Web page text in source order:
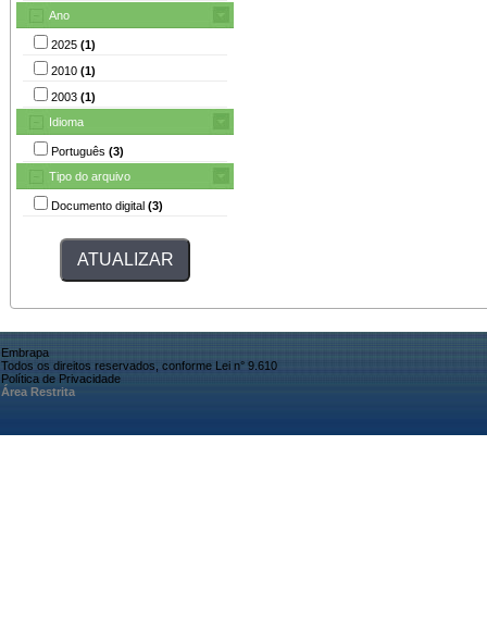
Ano
2025 (1)
2010 (1)
2003 (1)
Idioma
Português (3)
Tipo do arquivo
Documento digital (3)
Embrapa
Todos os direitos reservados, conforme Lei n° 9.610
Política de Privacidade
Área Restrita